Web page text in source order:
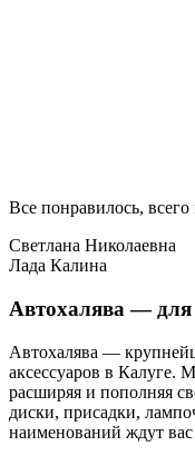
Все понравилось,
Светлана Николаевна
Лада Калина
Автохалява — для
Автохалява —
аксессуаров в Калуге.
расширяя и пополняя
диски, присадки,
наименований ждут